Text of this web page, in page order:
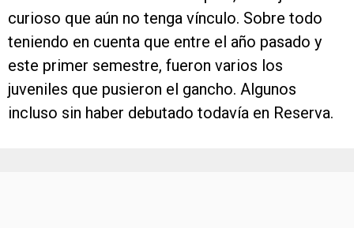
curioso que aún no tenga vínculo. Sobre todo
teniendo en cuenta que entre el año pasado y
este primer semestre, fueron varios los
juveniles que pusieron el gancho. Algunos
incluso sin haber debutado todavía en Reserva.